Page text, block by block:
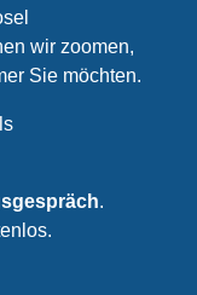
wir zoomen,
Sie möchten.
.